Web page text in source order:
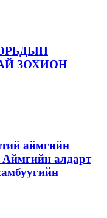
ЗОХИОН
аймгийн
Аймгийн алдарт